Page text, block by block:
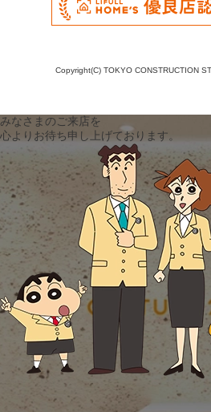
Copyright(C) TOKYO CONSTRUCTION
みなさまのご来店を
心よりお待ち申し上げております。